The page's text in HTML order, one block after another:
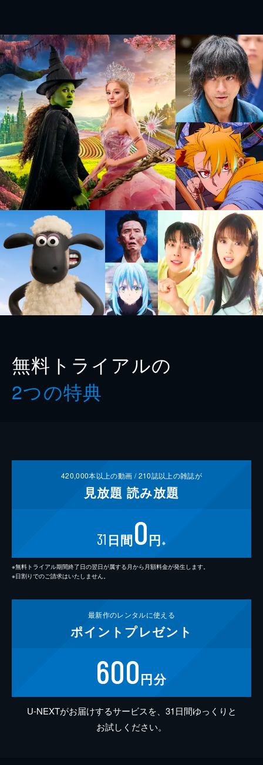
無料トライアルの
2つの特典
420,000本以上の動画 /210誌以上の雑誌が
見放題 読み放題
31 日間0円 ※
※無料トライアル期間終了日の翌日が属する月から月額料金が発生します。
※日割りでのご請求はいたしません。
最新作のレンタルに使える
ポイント プレゼント
600円分
U-NEXTがお届けするサービスを、31日間ゆっくりと
お試しください。